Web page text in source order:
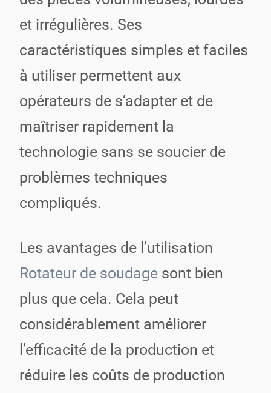
et irrégulières. Ses
caractéristiques simples et faciles
à utiliser permettent aux
opérateurs de s’adapter et de
maîtriser rapidement la
technologie sans se soucier de
problèmes techniques
compliqués.
Les avantages de l’utilisation
Rotateur de soudage sont bien
plus que cela. Cela peut
considérablement améliorer
l’efficacité de la production et
réduire les coûts de production